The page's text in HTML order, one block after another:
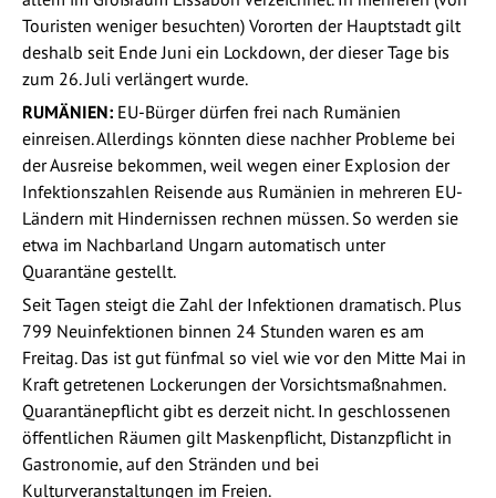
Touristen weniger besuchten) Vororten der Hauptstadt gilt
deshalb seit Ende Juni ein Lockdown, der dieser Tage bis
zum 26. Juli verlängert wurde.
RUMÄNIEN: EU-Bürger dürfen frei nach Rumänien
einreisen. Allerdings könnten diese nachher Probleme bei
der Ausreise bekommen, weil wegen einer Explosion der
Infektionszahlen Reisende aus Rumänien in mehreren EU-
Ländern mit Hindernissen rechnen müssen. So werden sie
etwa im Nachbarland Ungarn automatisch unter
Quarantäne gestellt.
Seit Tagen steigt die Zahl der Infektionen dramatisch. Plus
799 Neuinfektionen binnen 24 Stunden waren es am
Freitag. Das ist gut fünfmal so viel wie vor den Mitte Mai in
Kraft getretenen Lockerungen der Vorsichtsmaßnahmen.
Quarantänepflicht gibt es derzeit nicht. In geschlossenen
öffentlichen Räumen gilt Maskenpflicht, Distanzpflicht in
Gastronomie, auf den Stränden und bei
Kulturveranstaltungen im Freien.